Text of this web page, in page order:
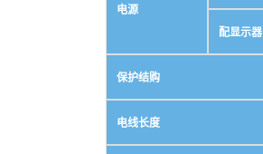
电源
配显示器
保护结购
电线长度